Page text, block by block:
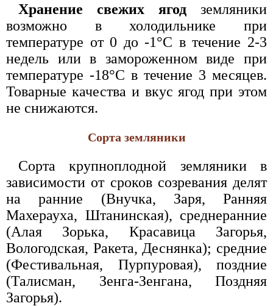
Хранение свежих ягод земляники
возможно в холодильнике при
температуре от 0 до -1°С в течение 2-3
недель или в замороженном виде при
температуре -18°С в течение 3 месяцев.
Товарные качества и вкус ягод при этом
не снижаются.
Сорта земляники
Сорта крупноплодной земляники в
зависимости от сроков созревания делят
на ранние (Внучка, Заря, Ранняя
Махерауха, Штанинская), среднеранние
(Алая Зорька, Красавица Загорья,
Вологодская, Ракета, Деснянка); средние
(Фестивальная, Пурпуровая), поздние
(Талисман, Зенга-Зенгана, Поздняя
Загорья).